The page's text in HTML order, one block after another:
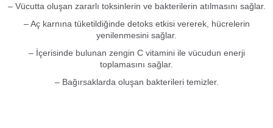
– Vücutta oluşan zararlı toksinlerin ve bakterilerin atılmasını sağlar.
– Aç karnına tüketildiğinde detoks etkisi vererek, hücrelerin
yenilenmesini sağlar.
– İçerisinde bulunan zengin C vitamini ile vücudun enerji
toplamasını sağlar.
– Bağırsaklarda oluşan bakterileri temizler.